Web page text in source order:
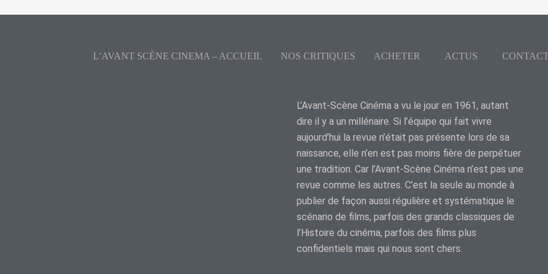
L’AVANT SCÈNE CINEMA – ACCUEIL NOS CRITIQUES ACHETER ACTUS
L’Avant-Scène Cinéma a vu le jour en 1961, autant
dire il y a un millénaire. Si l’équipe qui fait vivre
aujourd’hui la revue n’était pas présente lors de sa
naissance, elle n’en est pas moins fière de perpétuer
une tradition. Car l’Avant-Scène Cinéma n’est pas une
revue comme les autres. C’est la seule au monde à
publier de façon aussi régulière et systématique le
scénario de films, parfois des grands classiques de
l’Histoire du cinéma, parfois des films plus
confidentiels mais qui nous sont chers.